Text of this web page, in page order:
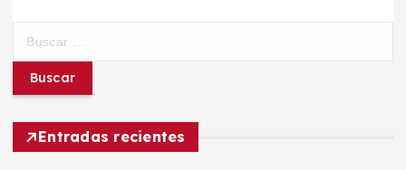
c
:
Entradas recientes